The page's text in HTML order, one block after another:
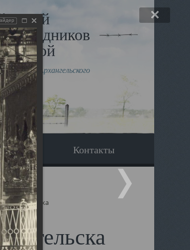
музей
Архангельского
Контакты
Архангельска